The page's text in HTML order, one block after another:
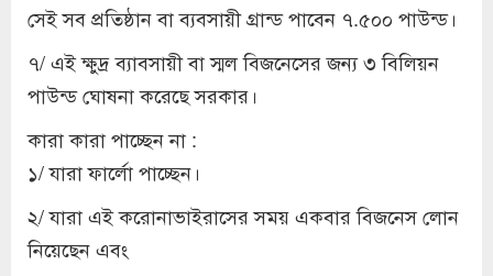
সেই সব প্রতিষ্ঠান বা ব্যবসায়ী গ্রান্ড পাবেন ৭.৫০০ পাউন্ড।
৭/ এই ক্ষুদ্র ব্যাবসায়ী বা স্মল বিজনেসের জন্য ৩ বিলিয়ন
পাউন্ড ঘোষনা করেছে সরকার।
কারা কারা পাচ্ছেন না :
১/ যারা ফার্লো পাচ্ছেন।
২/ যারা এই করোনাভাইরাসের সময় একবার বিজনেস লোন
নিয়েছেন এবং